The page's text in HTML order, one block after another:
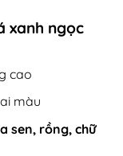
xanh ngọc
cao
màu
sen, rồng, chữ